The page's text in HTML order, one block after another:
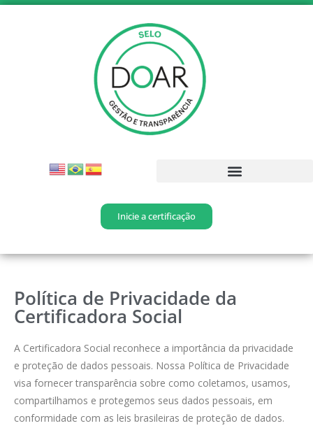
Inicie a certificação
Política de Privacidade da
Certificadora Social
A Certificadora Social reconhece a importância da privacidade
e proteção de dados pessoais. Nossa Política de Privacidade
visa fornecer transparência sobre como coletamos, usamos,
compartilhamos e protegemos seus dados pessoais, em
conformidade com as leis brasileiras de proteção de dados.